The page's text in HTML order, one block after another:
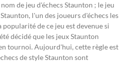
de jeu d'échecs Staunton ; le jeu
l'un des joueurs d'échecs les
popularité de ce jeu est devenue si
décidé que les jeux Staunton
tournoi. Aujourd'hui, cette règle est
de style Staunton sont